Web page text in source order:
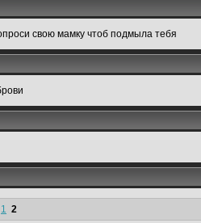
свою мамку чтоб подмыла тебя
1 2